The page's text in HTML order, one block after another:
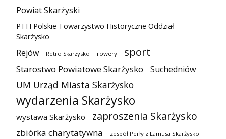
Powiat Skarżyski
PTH Polskie Towarzystwo Historyczne Oddział
Skarżysko
Rejów Retro Skarżysko rowery sport
Starostwo Powiatowe Skarżysko Suchedniów
UM Urząd Miasta Skarżysko
wydarzenia Skarżysko
wystawa Skarżysko zaproszenia Skarżysko
zbiórka charytatywna zespół Perły z Lamusa Skarżysko